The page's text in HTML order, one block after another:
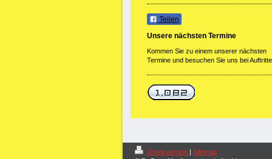
Teilen
Unsere nächsten Termine
Kommen Sie zu einem unserer nächsten
Termine und besuchen Sie uns bei
Druckversion | Sitemap